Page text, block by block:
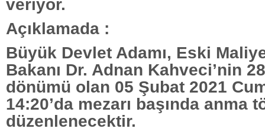
veriyor.
Açıklamada :
Büyük Devlet Adamı, Eski
Bakanı Dr. Adnan Kahveci’nin
dönümü olan 05 Şubat 2021
14:20’da mezarı başında anma
düzenlenecektir.